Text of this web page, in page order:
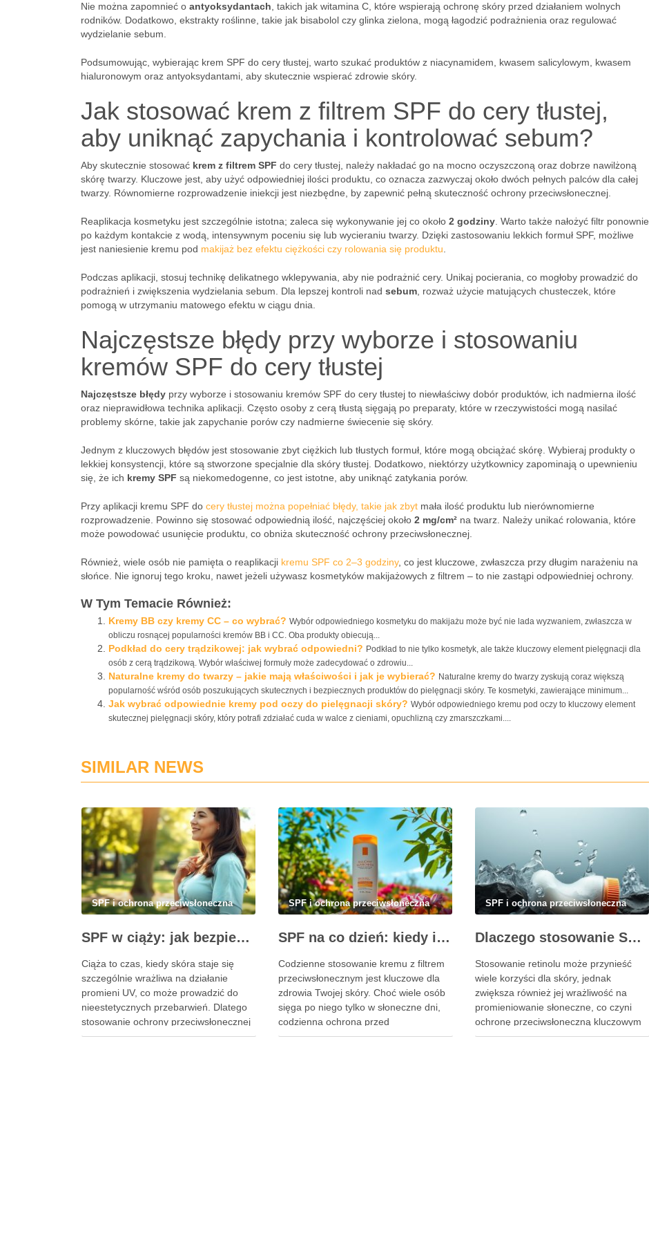
Nie można zapomnieć o antyoksydantach , takich jak witamina C, które wspierają ochronę skóry przed działaniem wolnych
rodników. Dodatkowo, ekstrakty roślinne, takie jak bisabolol czy glinka zielona, mogą łagodzić podrażnienia oraz regulować
wydzielanie sebum.
Podsumowując, wybierając krem SPF do cery tłustej, warto szukać produktów z niacynamidem, kwasem salicylowym, kwasem
hialuronowym oraz antyoksydantami, aby skutecznie wspierać zdrowie skóry.
Jak stosować krem z filtrem SPF do cery tłustej,
aby uniknąć zapychania i kontrolować sebum?
Aby skutecznie stosować krem z filtrem SPF do cery tłustej, należy nakładać go na mocno oczyszczoną oraz dobrze nawilżoną
skórę twarzy. Kluczowe jest, aby użyć odpowiedniej ilości produktu, co oznacza zazwyczaj około dwóch pełnych palców dla całej
twarzy. Równomierne rozprowadzenie iniekcji jest niezbędne, by zapewnić pełną skuteczność ochrony przeciwsłonecznej.
Reaplikacja kosmetyku jest szczególnie istotna; zaleca się wykonywanie jej co około 2 godziny . Warto także nałożyć filtr ponownie
po każdym kontakcie z wodą, intensywnym poceniu się lub wycieraniu twarzy. Dzięki zastosowaniu lekkich formuł SPF, możliwe
jest naniesienie kremu pod makijaż bez efektu ciężkości czy rolowania się produktu
Podczas aplikacji, stosuj technikę delikatnego wklepywania, aby nie podrażnić cery. Unikaj pocierania, co mogłoby prowadzić do
podrażnień i zwiększenia wydzielania sebum. Dla lepszej kontroli nad sebum , rozważ użycie matujących chusteczek, które
pomogą w utrzymaniu matowego efektu w ciągu dnia.
Najczęstsze błędy przy wyborze i stosowaniu
kremów SPF do cery tłustej
Najczęstsze błędy przy wyborze i stosowaniu kremów SPF do cery tłustej to niewłaściwy dobór produktów, ich nadmierna ilość
oraz nieprawidłowa technika aplikacji. Często osoby z cerą tłustą sięgają po preparaty, które w rzeczywistości mogą nasilać
problemy skórne, takie jak zapychanie porów czy nadmierne świecenie się skóry.
Jednym z kluczowych błędów jest stosowanie zbyt ciężkich lub tłustych formuł, które mogą obciążać skórę. Wybieraj produkty o
lekkiej konsystencji, które są stworzone specjalnie dla skóry tłustej. Dodatkowo, niektórzy użytkownicy zapominają o upewnieniu
się, że ich kremy SPF są niekomedogenne, co jest istotne, aby uniknąć zatykania porów.
Przy aplikacji kremu SPF do cery tłustej można popełniać błędy, takie jak zbyt mała ilość produktu lub nierównomierne
rozprowadzenie. Powinno się stosować odpowiednią ilość, najczęściej około 2 mg/cm² na twarz. Należy unikać rolowania, które
może powodować usunięcie produktu, co obniża skuteczność ochrony przeciwsłonecznej.
Również, wiele osób nie pamięta o reaplikacji kremu SPF co 2–3 godziny, co jest kluczowe, zwłaszcza przy długim narażeniu na
słońce. Nie ignoruj tego kroku, nawet jeżeli używasz kosmetyków makijażowych z filtrem – to nie zastąpi odpowiedniej ochrony.
W Tym Temacie Również:
Kremy BB czy kremy CC – co wybrać? Wybór odpowiedniego kosmetyku do makijażu może być nie lada wyzwaniem, zwłaszcza w
obliczu rosnącej popularności kremów BB i CC. Oba produkty obiecują...
Podkład do cery trądzikowej: jak wybrać odpowiedni? Podkład to nie tylko kosmetyk, ale także kluczowy element pielęgnacji dla
osób z cerą trądzikową. Wybór właściwej formuły może zadecydować o zdrowiu...
Naturalne kremy do twarzy – jakie mają właściwości i jak je wybierać? Naturalne kremy do twarzy zyskują coraz większą
popularność wśród osób poszukujących skutecznych i bezpiecznych produktów do pielęgnacji skóry. Te kosmetyki, zawierające minimum...
Jak wybrać odpowiednie kremy pod oczy do pielęgnacji skóry? Wybór odpowiedniego kremu pod oczy to kluczowy element
skutecznej pielęgnacji skóry, który potrafi zdziałać cuda w walce z cieniami, opuchlizną czy zmarszczkami....
SIMILAR NEWS
SPF i ochrona przeciwsłoneczna
SPF w ciąży: jak bezpiecznie chronić skórę przed przebarwieniami i promieniowaniem UV
Ciąża to czas, kiedy skóra staje się
szczególnie wrażliwa na działanie
promieni UV, co może prowadzić do
nieestetycznych przebarwień. Dlatego
stosowanie ochrony przeciwsłonecznej
z odpowiednim filtrem SPF jest
SPF i ochrona przeciwsłoneczna
SPF na co dzień: kiedy i dlaczego warto sięgać po krem z filtrem przeciwsłonecznym
Codzienne stosowanie kremu z filtrem
przeciwsłonecznym jest kluczowe dla
zdrowia Twojej skóry. Choć wiele osób
sięga po niego tylko w słoneczne dni,
codzienna ochrona przed
promieniowaniem UV zapobiega
SPF i ochrona przeciwsłoneczna
Dlaczego stosowanie SPF jest kluczowe podczas kuracji retinolem i jak to robić prawidłowo
Stosowanie retinolu może przynieść
wiele korzyści dla skóry, jednak
zwiększa również jej wrażliwość na
promieniowanie słoneczne, co czyni
ochronę przeciwsłoneczną kluczowym
elementem każdej kuracji. Ignorowanie